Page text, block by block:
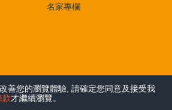
善您的瀏覽體驗, 請確定您同意及接受我
款才繼續瀏覽。
名家專欄
Reserved.